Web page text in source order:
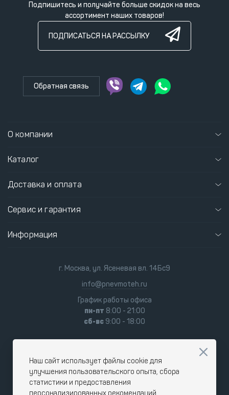
Подпишитесь и получайте больше скидок на весь
ассортимент наших товаров!
ПОДПИСАТЬСЯ НА РАССЫЛКУ
Обратная связь
О компании
Каталог
Доставка и оплата
Сервис и гарантия
Информация
г. Москва, ул. Ясеневая вл. 14Бс9
info@pnevmoteh.ru
График работы офиса
пн-пт 8:00 - 21:00
сб-вс 9:00 - 18:00
Наш сайт использует файлы cookie для
улучшения пользовательского опыта, сбора
статистики и предоставления
персонализированных рекомендаций.